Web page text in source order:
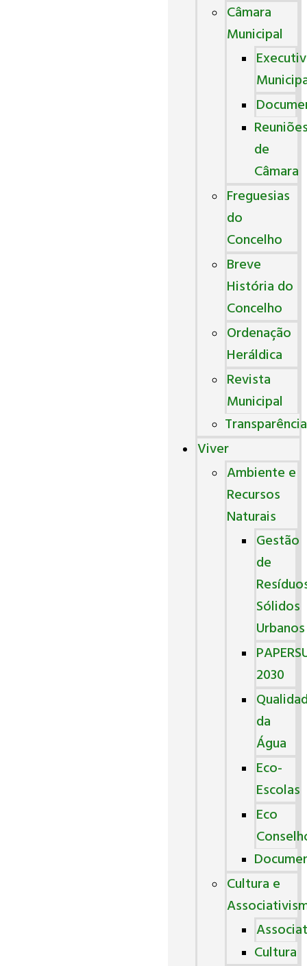
Câmara
Municipal
de
Câmara
Freguesias
do
Concelho
Breve
História do
Concelho
Ordenação
Heráldica
Revista
Municipal
Transparência
Viver
Ambiente e
Recursos
Naturais
Gestão
de
Sólidos
Urbanos
2030
da
Água
Eco-
Escolas
Eco
Cultura e
Cultura